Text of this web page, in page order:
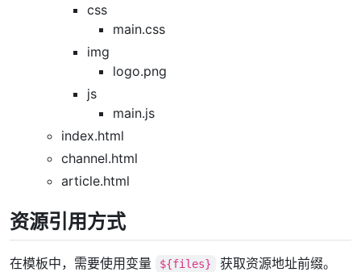
css
main.css
img
logo.png
js
main.js
index.html
channel.html
article.html
资源引用方式
在模板中，需要使用变量 ${files}
获取资源地址前缀。